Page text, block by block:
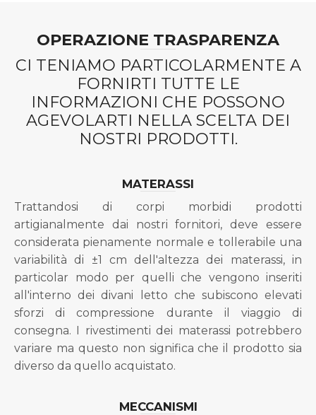
OPERAZIONE TRASPARENZA
CI TENIAMO PARTICOLARMENTE A
FORNIRTI TUTTE LE
INFORMAZIONI CHE POSSONO
AGEVOLARTI NELLA SCELTA DEI
NOSTRI PRODOTTI.
MATERASSI
Trattandosi di corpi morbidi prodotti
artigianalmente dai nostri fornitori, deve essere
considerata pienamente normale e tollerabile una
variabilità di ±1 cm dell'altezza dei materassi, in
particolar modo per quelli che vengono inseriti
all'interno dei divani letto che subiscono elevati
sforzi di compressione durante il viaggio di
consegna. I rivestimenti dei materassi potrebbero
variare ma questo non significa che il prodotto sia
diverso da quello acquistato.
MECCANISMI